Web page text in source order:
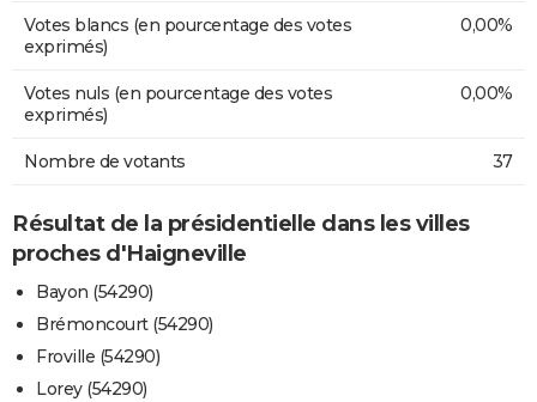
Votes blancs (en pourcentage des votes
exprimés)
0,00%
Votes nuls (en pourcentage des votes
exprimés)
0,00%
Nombre de votants 37
Résultat de la présidentielle dans les villes
proches d'Haigneville
Bayon (54290)
Brémoncourt (54290)
Froville (54290)
Lorey (54290)